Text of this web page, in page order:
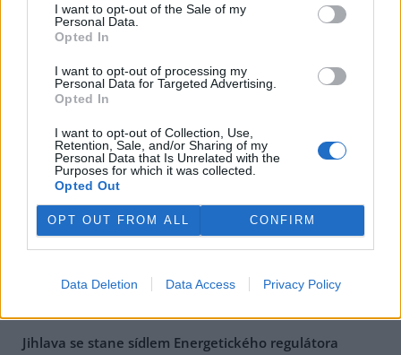
I want to opt-out of the Sale of my
Personal Data.
Opted In
I want to opt-out of processing my
Personal Data for Targeted Advertising.
Opted In
I want to opt-out of Collection, Use,
Retention, Sale, and/or Sharing of my
Personal Data that Is Unrelated with the
Purposes for which it was collected.
Opted Out
OPT OUT FROM ALL CONFIRM
Data Deletion Data Access Privacy Policy
měnového fondujsou zavázáni, aby své osobní názory na tyto věci
veřejně nepublikovali." Ministr Gross odmítl tímto tvrzením
odpovědět na otázku redaktora zmíněného deníku, které kroky
které EkoList oslovil, ale o podobném závazku nic neví.
Zástupci odpůrců MMF zamíří v neděli do Lidic
22.9.2000 17:15 | LIDICE (ČIA)
Pětadvacet růží hodlají tuto neděli zasadit v Lidicích delegáti akce
MMFaSB". Na pietním místě vesnice, kterou za druhé
světové války vyhladili nacisté, se sejdou zástupci několika česko-
německých organizací. Ty už delší dobu usilují o obnovu lidického
parku a růžového sadu, který musel kvůli špatnému stavu rostlin
Havlovi a vyzvali jsme ho, aby zde zasadil svou růži," uvedla
předsedkyně organizace Vděčnost Petra Preková.
Jihlava se stane sídlem Energetického regulátora